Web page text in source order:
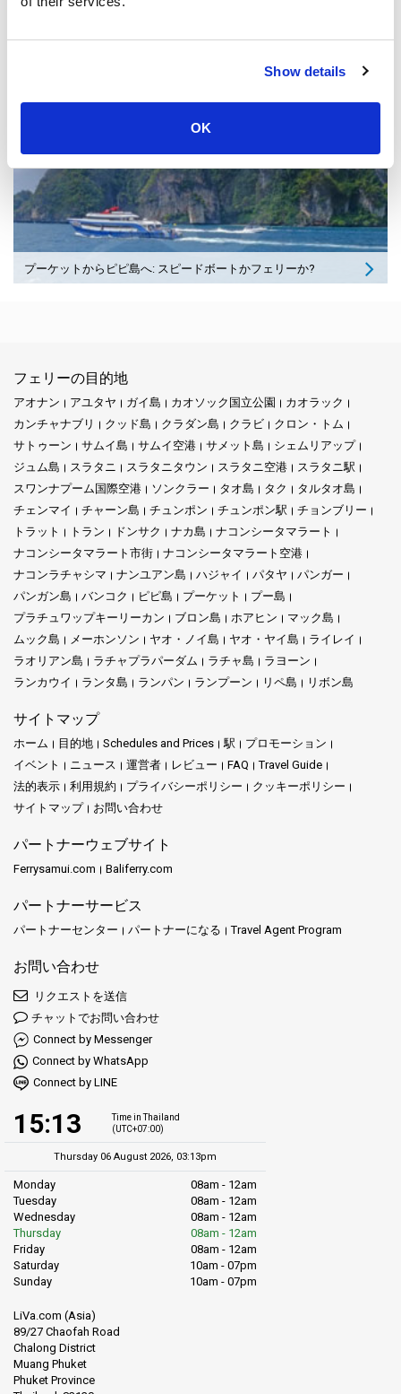
Show details
OK
プーケットからピピ島へ: スピードボートかフェリーか?
フェリーの目的地
アオナン アユタヤ ガイ島 カオソック国立公園
カオラック
カンチャナブリ
クッド島 クラダン島 クラビ
クロン・トム
サトゥーン
サムイ島 サムイ空港 サメット島
シェムリアップ
ジュム島
スラタニ スラタニタウン スラタニ空港
スラタニ駅
スワンナプーム国際空港
ソンクラー タオ島 タク
タルタオ島
チェンマイ
チャーン島 チュンポン チュンポン駅
チョンブリー
トラット
トラン ドンサク ナカ島
ナコンシータマラート
ナコンシータマラート市街
ナコンシータマラート空港
ナコンラチャシマ
ナンユアン島 ハジャイ パタヤ
パンガー
パンガン島
バンコク ピピ島 プーケット
プー島
プラチュワップキーリーカン
ブロン島 ホアヒン
マック島
ムック島
メーホンソン ヤオ・ノイ島 ヤオ・ヤイ島
ライレイ
ラオリアン島
ラチャプラパーダム ラチャ島
ラヨーン
ランカウイ
ランタ島 ランパン ランプーン リペ島 リボン島
サイトマップ
ホーム 目的地 Schedules and Prices 駅
プロモーション
イベント
ニュース 運営者 レビュー FAQ
Travel Guide
法的表示
利用規約 プライバシーポリシー
クッキーポリシー
サイトマップ
お問い合わせ
パートナーウェブサイト
Ferrysamui.com Baliferry.com
パートナーサービス
パートナーセンター パートナーになる Travel Agent Program
お問い合わせ
リクエストを送信
チャットでお問い合わせ
Connect by Messenger
Connect by WhatsApp
Connect by LINE
15:13
Time in Thailand
(UTC+07:00)
Thursday 06 August 2026, 03:13pm
Monday
08am - 12am
Tuesday
08am - 12am
Wednesday
08am - 12am
Thursday
08am - 12am
Friday
08am - 12am
Saturday
10am - 07pm
Sunday
10am - 07pm
LiVa.com (Asia)
89/27 Chaofah Road
Chalong District
Muang Phuket
Phuket Province